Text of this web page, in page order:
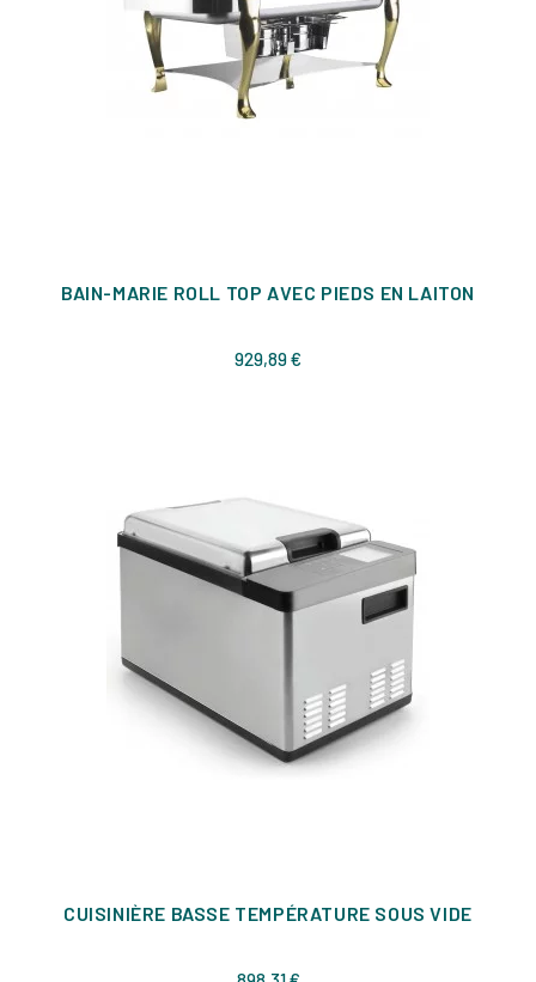
BAIN-MARIE ROLL TOP AVEC PIEDS EN LAITON
929,89 €
CUISINIÈRE BASSE TEMPÉRATURE SOUS VIDE